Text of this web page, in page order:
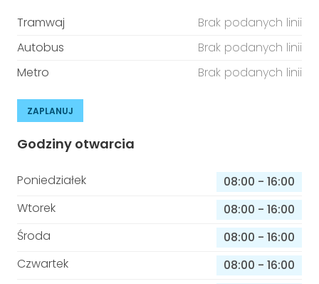
Tramwaj
Brak podanych linii
Autobus
Brak podanych linii
Metro
Brak podanych linii
ZAPLANUJ
Godziny otwarcia
Poniedziałek 08:00 - 16:00
Wtorek
08:00 - 16:00
Środa
08:00 - 16:00
Czwartek
08:00 - 16:00